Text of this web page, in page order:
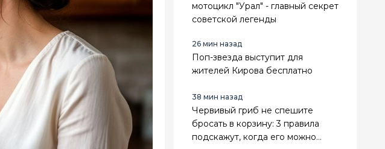
мотоцикл "Урал" - главный секрет
советской легенды
26 мин назад
Поп-звезда выступит для
жителей Кирова бесплатно
38 мин назад
Червивый гриб не спешите
бросать в корзину: 3 правила
подскажут, когда его можно